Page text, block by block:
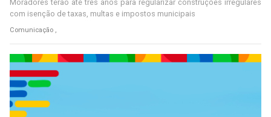
Moradores terão até três anos para regularizar construções irregulares
com isenção de taxas, multas e impostos municipais
Comunicação ,